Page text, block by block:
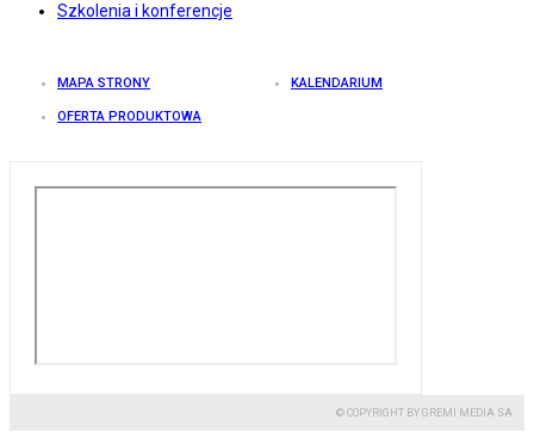
Szkolenia i konferencje
MAPA STRONY KALENDARIUM
OFERTA PRODUKTOWA
© COPYRIGHT BY GREMI MEDIA SA